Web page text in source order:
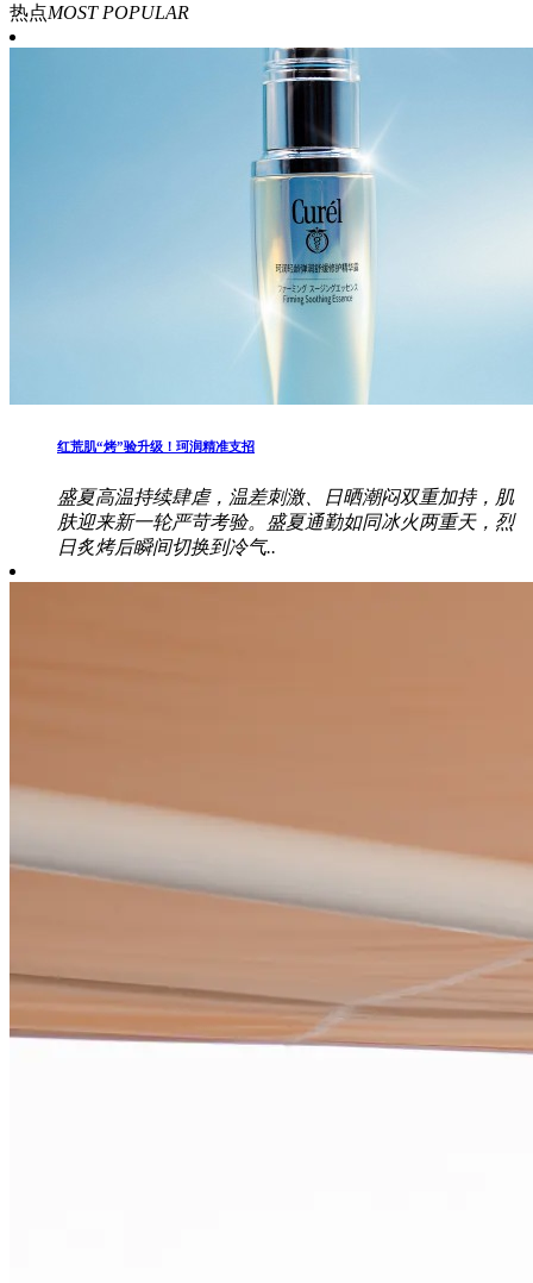
热点MOST POPULAR
红荒肌“烤”验升级！珂润精准支招
盛夏高温持续肆虐，温差刺激、日晒潮闷双重加持，肌
肤迎来新一轮严苛考验。盛夏通勤如同冰火两重天，烈
日炙烤后瞬间切换到冷气..